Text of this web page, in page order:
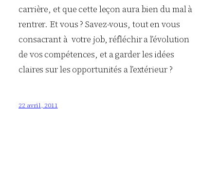
carrière, et que cette leçon aura bien du mal à
rentrer. Et vous ? Savez-vous, tout en vous
consacrant à votre job, réfléchir a l’évolution
de vos compétences, et a garder les idées
claires sur les opportunités a l’extérieur ?
22 avril, 2011